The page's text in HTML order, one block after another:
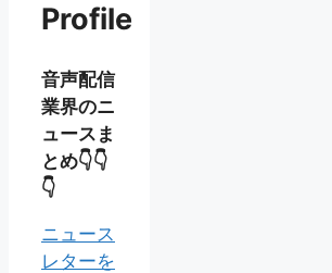
Profile
音声配信
業界のニ
ュースま
とめ👇👇
👇
ニュース
レターを